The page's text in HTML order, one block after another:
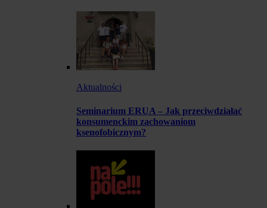
Aktualności
Seminarium ERUA – Jak przeciwdziałać
konsumenckim zachowaniom
ksenofobicznym?